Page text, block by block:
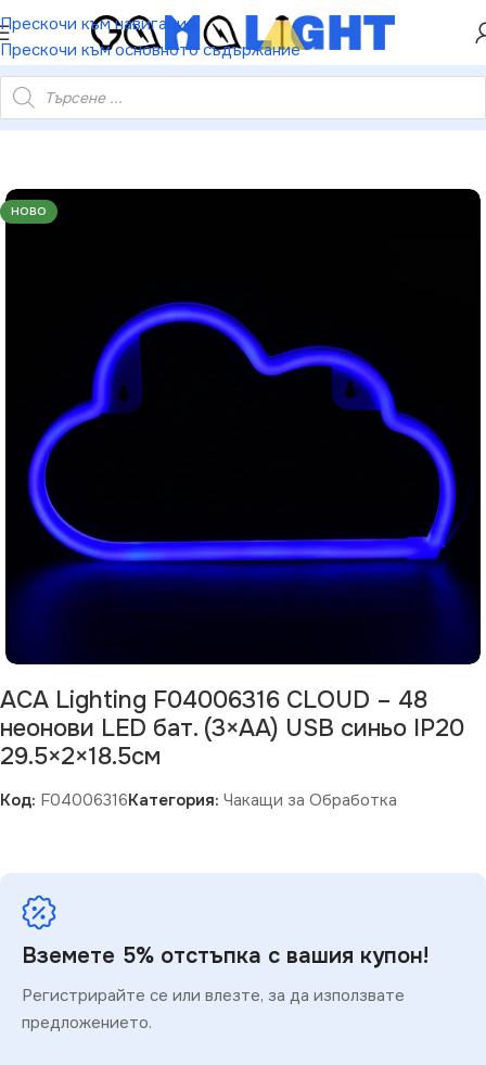
Прескочи към навигация
Прескочи към основното съдържание
НАМАЛЕНИЕ ОТ 5%
– 48 неонови LED бат. (3×AA) USB синьо IP20 29.5×2×18.5см
НОВО
ACA Lighting F04006316 CLOUD – 48
неонови LED бат. (3×AA) USB синьо IP20
29.5×2×18.5см
Код: F04006316Категория: Чакащи за Обработка
Вземете 5% отстъпка с вашия купон!
Регистрирайте се или влезте, за да използвате
предложението.